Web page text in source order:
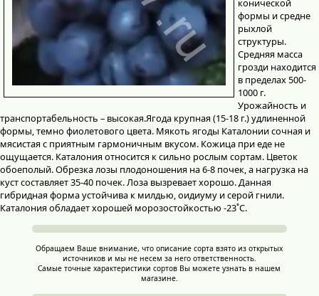
формы и средне
рыхлой
структуры.
Средняя масса
грозди находится
в пределах 500-
1000 г.
Урожайность и
транспортабельность – высокая.Ягода крупная (15-18 г.) удлиненной
формы, темно фиолетового цвета. Мякоть ягоды Каталонии сочная и
мясистая с приятным гармоничным вкусом. Кожица при еде не
ощущается. Каталония относится к сильно рослым сортам. Цветок
обоеполый. Обрезка лозы плодоношения на 6-8 почек, а нагрузка на
куст составляет 35-40 почек. Лоза вызревает хорошо. Данная
гибридная форма устойчива к милдью, оидиуму и серой гнили.
Каталония обладает хорошей морозостойкостью -23˚С.
Обращаем Ваше внимание, что описание сорта взято из открытых
источников и мы не несем за него ответственность.
Самые точные характеристики сортов Вы можете узнать в нашем
магазине.